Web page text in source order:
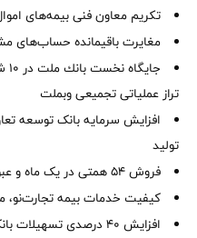
تکریم معاون فنی بیمه‌های
مغایرت‌ باقیمانده حساب‌های مشتریان تا ۱۷
تراز عملیاتی تجمیعی وبملت
افزایش سرمایه بانک توسعه
تولید
فروش 54 همتی در یک ماه و عبور درآمد سه‌ماهه از 81 همت
کیفیت خدمات بیمه تجارت‌نو،
افزایش 40 درصدی